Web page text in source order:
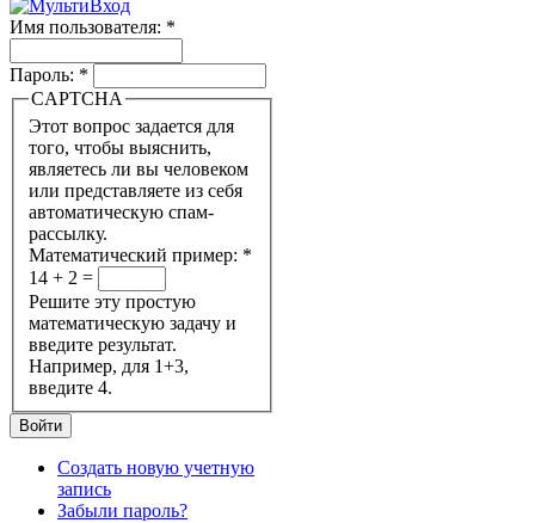
Имя пользователя: *
Пароль: *
CAPTCHA
Этот вопрос задается для
того, чтобы выяснить,
являетесь ли вы человеком
или представляете из себя
автоматическую спам-
рассылку.
Математический пример: *
14 + 2 =
Решите эту простую
математическую задачу и
введите результат.
Например, для 1+3,
введите 4.
Создать новую учетную
запись
Забыли пароль?